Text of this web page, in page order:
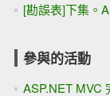
[勘誤表]下集。
參與的活動
ASP.NET MVC